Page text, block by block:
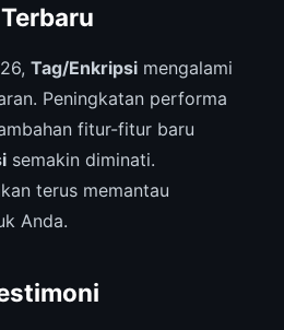
Tag/Enkripsi mengalami
Peningkatan performa
fitur-fitur baru
semakin diminati.
terus memantau
Anda.